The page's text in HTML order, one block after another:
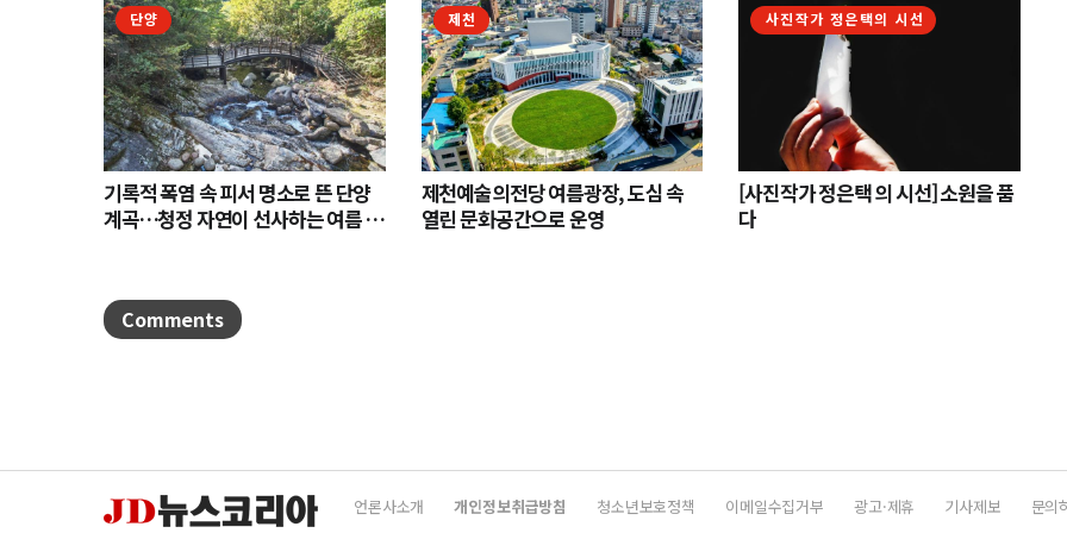
단양
기록적 폭염 속 피서 명소로 뜬 단양
계곡…청정 자연이 선사하는 여름 힐
제천
제천예술의전당 여름광장, 도심 속
열린 문화공간으로 운영
사진작가 정은택의 시선
[사진작가 정은택 의 시선] 소원을 품
다
Comments
언론사소개 개인정보취급방침 청소년보호정책 이메일수집거부 광고·제휴 기사제보 문의